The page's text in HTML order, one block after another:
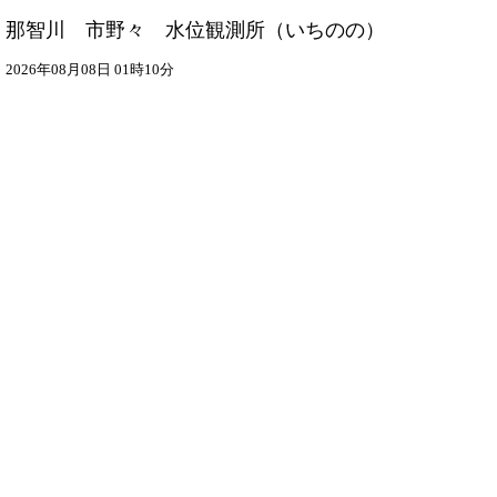
那智川 市野々 水位観測所 （いちのの）
2026年08月08日 01時10分